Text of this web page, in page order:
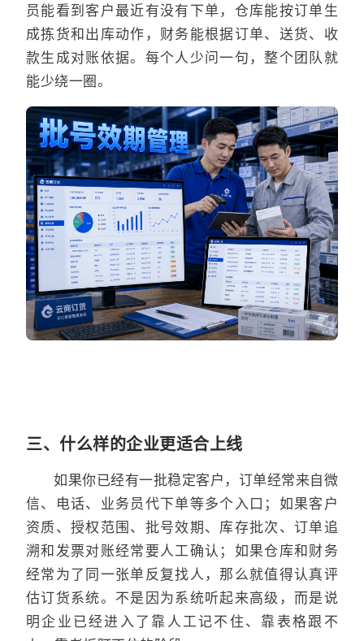
员能看到客户最近有没有下单，仓库能按订单生
成拣货和出库动作，财务能根据订单、送货、收
款生成对账依据。每个人少问一句，整个团队就
能少绕一圈。
三、什么样的企业更适合上线
如果你已经有一批稳定客户，订单经常来自微
信、电话、业务员代下单等多个入口；如果客户
资质、授权范围、批号效期、库存批次、订单追
溯和发票对账经常要人工确认；如果仓库和财务
经常为了同一张单反复找人，那么就值得认真评
估订货系统。不是因为系统听起来高级，而是说
明企业已经进入了靠人工记不住、靠表格跟不